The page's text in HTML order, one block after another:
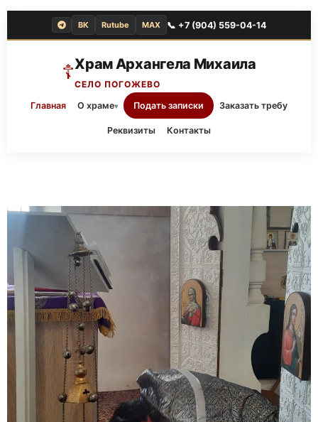
ВК Rutube MAX 📞 +7 (904) 559-04-14
☦Храм Архангела Михаила
СЕЛО ПОГОЖЕВО
Главная
О храме▾ Подать записки Заказать требу
Реквизиты Контакты